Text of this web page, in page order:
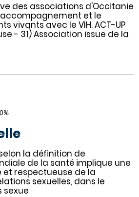
des associations d'Occitanie
et le
vivants avec le VIH. ACT-UP
- 31) Association issue de la
la définition de
de la santé implique une
respectueuse de la
sexuelles, dans le
sexue